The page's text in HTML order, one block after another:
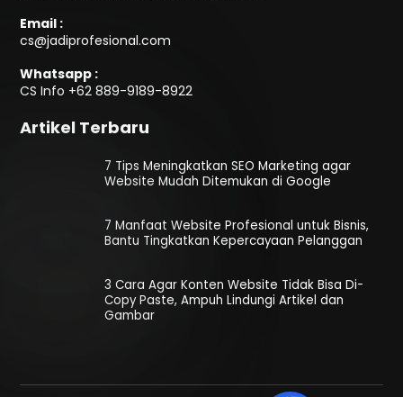
Email :
cs@jadiprofesional.com
Whatsapp :
CS Info +62 889-9189-8922
Artikel Terbaru
7 Tips Meningkatkan SEO Marketing agar
Website Mudah Ditemukan di Google
7 Manfaat Website Profesional untuk Bisnis,
Bantu Tingkatkan Kepercayaan Pelanggan
3 Cara Agar Konten Website Tidak Bisa Di-
Copy Paste, Ampuh Lindungi Artikel dan
Gambar